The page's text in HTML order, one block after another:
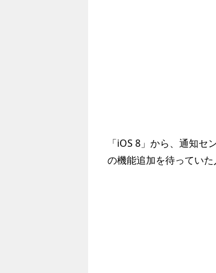
「iOS 8」から、通知
の機能追加を待っていた